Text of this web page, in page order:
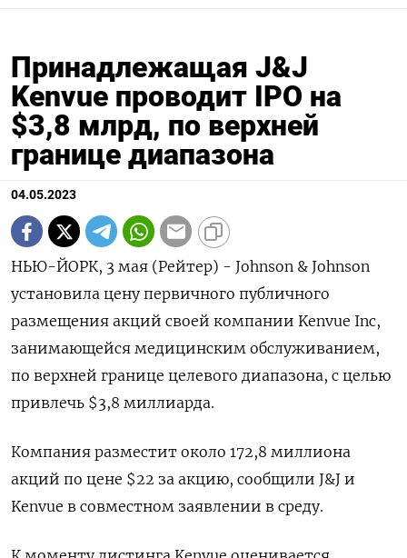
Принадлежащая J&J
Kenvue проводит IPO на
$3,8 млрд, по верхней
границе диапазона
04.05.2023
НЬЮ-ЙОРК, 3 мая (Рейтер) - Johnson & Johnson
установила цену первичного публичного
размещения акций своей компании Kenvue Inc,
занимающейся медицинским обслуживанием,
по верхней границе целевого диапазона, с целью
привлечь $3,8 миллиарда.
Компания разместит около 172,8 миллиона
акций по цене $22 за акцию, сообщили J&J и
Kenvue в совместном заявлении в среду.